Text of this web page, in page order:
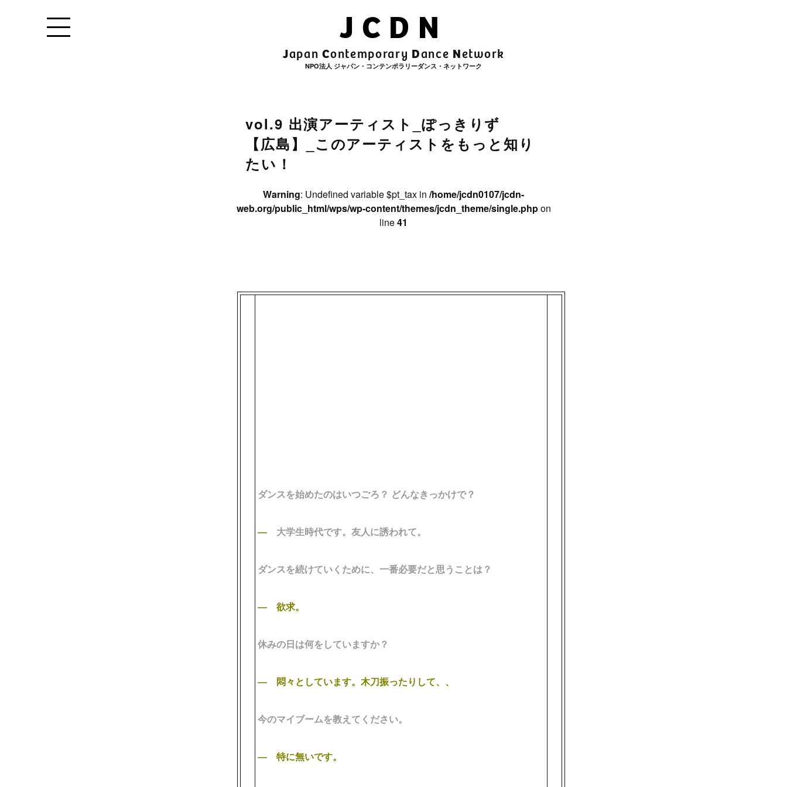
JCDN
JapanContemporary Dance Network
NPO法人 ジャパン・コンテンポラリーダンス・ネットワーク
Warning : Undefined variable $archive_title in/home/jcdn0107/jcdn-web.org/public_html/wps/wp-
content/themes/jcdn_theme/single.phpon line
vol.9 出演アーティスト_ぽっきりず
【広島】_このアーティストをもっと知り
たい！
Warning: Undefined variable $pt_tax in /home/jcdn0107/jcdn-
web.org/public_html/wps/wp-content/themes/jcdn_theme/single.phpon
line41
ダンスを始めたのはいつごろ？ どんなきっかけで？
― 大学生時代です。友人に誘われて。
ダンスを続けていくために、一番必要だと思うことは？
― 欲求。
休みの日は何をしていますか？
― 悶々としています。木刀振ったりして、、
今のマイブームを教えてください。
― 特に無いです。